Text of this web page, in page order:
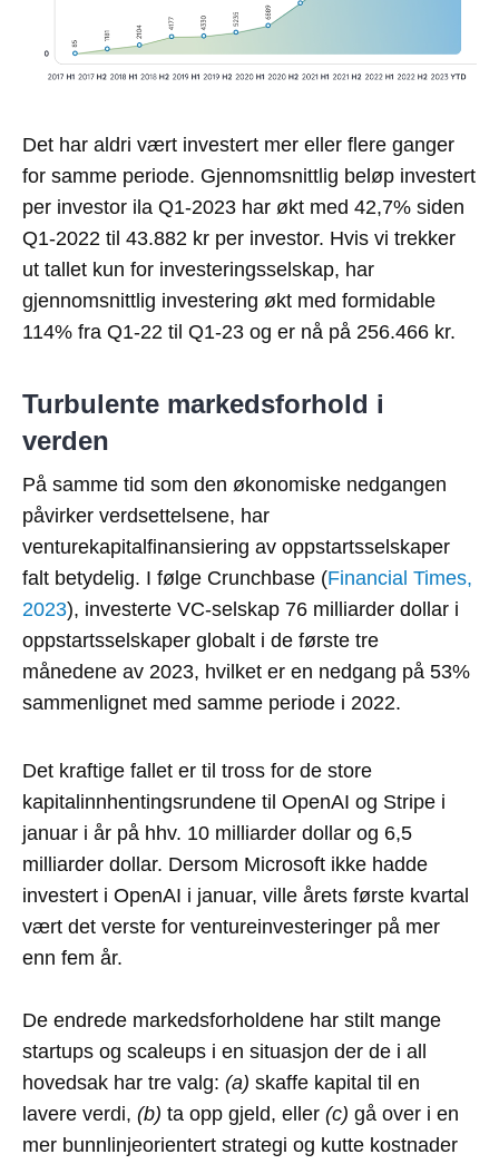
Det har aldri vært investert mer eller flere ganger
for samme periode. Gjennomsnittlig beløp investert
per investor ila Q1-2023 har økt med 42,7% siden
Q1-2022 til 43.882 kr per investor. Hvis vi trekker
ut tallet kun for investeringsselskap, har
gjennomsnittlig investering økt med formidable
114% fra Q1-22 til Q1-23 og er nå på 256.466 kr.
Turbulente markedsforhold i
verden
På samme tid som den økonomiske nedgangen
påvirker verdsettelsene, har
venturekapitalfinansiering av oppstartsselskaper
falt betydelig. I følge Crunchbase (Financial Times,
2023), investerte VC-selskap 76 milliarder dollar i
oppstartsselskaper globalt i de første tre
månedene av 2023, hvilket er en nedgang på 53%
sammenlignet med samme periode i 2022.
Det kraftige fallet er til tross for de store
kapitalinnhentingsrundene til OpenAI og Stripe i
januar i år på hhv. 10 milliarder dollar og 6,5
milliarder dollar. Dersom Microsoft ikke hadde
investert i OpenAI i januar, ville årets første kvartal
vært det verste for ventureinvesteringer på mer
enn fem år.
De endrede markedsforholdene har stilt mange
startups og scaleups i en situasjon der de i all
hovedsak har tre valg: (a) skaffe kapital til en
lavere verdi, (b) ta opp gjeld, eller (c) gå over i en
mer bunnlinjeorientert strategi og kutte kostnader